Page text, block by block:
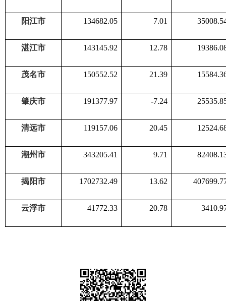
阳江市 134682.05 7.01
湛江市 143145.92 12.78
茂名市 150552.52 21.39
肇庆市 191377.97 -7.24
清远市 119157.06 20.45
潮州市 343205.41 9.71
揭阳市 1702732.49 13.62
云浮市 41772.33 20.78